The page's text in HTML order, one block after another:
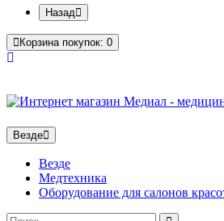
Назад
Корзинапокупок: 0
Везде
Везде
Медтехника
Оборудование для салонов